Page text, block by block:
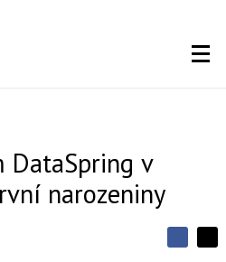
DataSpring v
narozeniny
SS